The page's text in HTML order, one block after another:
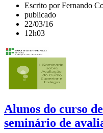
Escrito por Fernando
publicado
22/03/16
12h03
Alunos do curso
seminário de